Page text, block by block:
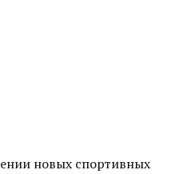
новых спортивных